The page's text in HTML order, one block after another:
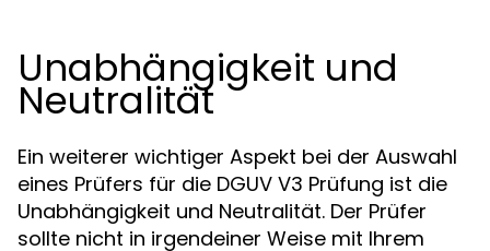
Unabhängigkeit und
Neutralität
Ein weiterer wichtiger Aspekt bei der Auswahl
eines Prüfers für die DGUV V3 Prüfung ist die
Unabhängigkeit und Neutralität. Der Prüfer
sollte nicht in irgendeiner Weise mit Ihrem